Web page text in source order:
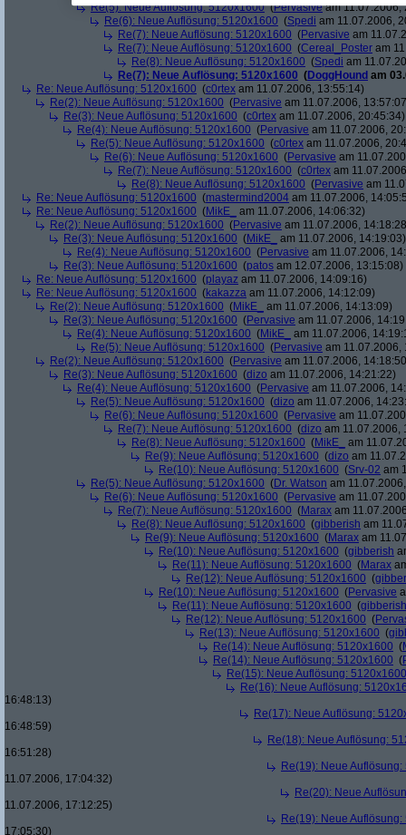
Re(5): Neue Auflösung: 5120x1600(Pervasiveam 11.07.2006,
Re(6): Neue Auflösung: 5120x1600 (Spedi am 11.07.2006,
Re(7): Neue Auflösung: 5120x1600 (Pervasive am
Re(7): Neue Auflösung: 5120x1600 (Cereal_Poster am
Re(8): Neue Auflösung: 5120x1600 (Spedi am
Re(7): Neue Auflösung: 5120x1600 (DoggHound am
Re: Neue Auflösung: 5120x1600 (c0rtex am 11.07.2006, 13:55:14)
Re(2): Neue Auflösung: 5120x1600 (Pervasive am 11.07.2006,
Re(3): Neue Auflösung: 5120x1600 (c0rtex am 11.07.2006, 20:45:34)
Re(4): Neue Auflösung: 5120x1600 (Pervasive am 11.07.2006,
Re(5): Neue Auflösung: 5120x1600 (c0rtex am 11.07.2006,
Re(6): Neue Auflösung: 5120x1600 (Pervasive am
Re(7): Neue Auflösung: 5120x1600 (c0rtex am
Re(8): Neue Auflösung: 5120x1600 (Pervasive am
Re: Neue Auflösung: 5120x1600 (mastermind2004 am 11.07.2006,
Re: Neue Auflösung: 5120x1600 (MikE_
am 11.07.2006, 14:06:32)
Re(2): Neue Auflösung: 5120x1600 (Pervasive am 11.07.2006,
Re(3): Neue Auflösung: 5120x1600 (MikE_
am 11.07.2006, 14:19:03)
Re(4): Neue Auflösung: 5120x1600 (Pervasive am 11.07.2006,
Re(3): Neue Auflösung: 5120x1600 (patos am 12.07.2006, 13:15:08)
Re: Neue Auflösung: 5120x1600 (playaz am 11.07.2006, 14:09:16)
Re: Neue Auflösung: 5120x1600 (kakazza am 11.07.2006, 14:12:09)
Re(2): Neue Auflösung: 5120x1600 (MikE_
am 11.07.2006, 14:13:09)
Re(3): Neue Auflösung: 5120x1600 (Pervasive am 11.07.2006,
Re(4): Neue Auflösung: 5120x1600 (MikE_
am 11.07.2006,
Re(5): Neue Auflösung: 5120x1600 (Pervasive am 11.07.2006,
Re(2): Neue Auflösung: 5120x1600 (Pervasive am 11.07.2006,
Re(3): Neue Auflösung: 5120x1600 (dizo am 11.07.2006, 14:21:22)
Re(4): Neue Auflösung: 5120x1600 (Pervasive am 11.07.2006,
Re(5): Neue Auflösung: 5120x1600 (dizo am 11.07.2006,
Re(6): Neue Auflösung: 5120x1600 (Pervasive am
Re(7): Neue Auflösung: 5120x1600 (dizo am 11.07.2006,
Re(8): Neue Auflösung: 5120x1600 (MikE_
am
Re(9): Neue Auflösung: 5120x1600 (dizo am
Re(10): Neue Auflösung: 5120x1600 (Srv-02 am
Re(5): Neue Auflösung: 5120x1600 (Dr. Watson am
Re(6): Neue Auflösung: 5120x1600 (Pervasive am
Re(7): Neue Auflösung: 5120x1600 (Marax am
Re(8): Neue Auflösung: 5120x1600 (gibberish am
Re(9): Neue Auflösung: 5120x1600 (Marax am
Re(10): Neue Auflösung: 5120x1600 (gibberish
Re(11): Neue Auflösung: 5120x1600 (Marax
Re(12): Neue Auflösung: 5120x1600 (
Re(10): Neue Auflösung: 5120x1600 (Pervasive
Re(11): Neue Auflösung: 5120x1600 (gibberish
Re(12): Neue Auflösung: 5120x1600 (
Re(13): Neue Auflösung: 5120x1600 (
Re(14): Neue Auflösung: 5120x1600 (
Re(14): Neue Auflösung: 5120x1600 (
Re(15): Neue Auflösung: 5120x1600
Re(16): Neue Auflösung:
16:48:13)
Re(17): Neue Auflösung:
16:48:59)
Re(18): Neue Auflösung:
16:51:28)
Re(19): Neue
11.07.2006, 17:04:32)
Re(20): Neue
11.07.2006, 17:12:25)
Re(19): Neue
17:05:30)